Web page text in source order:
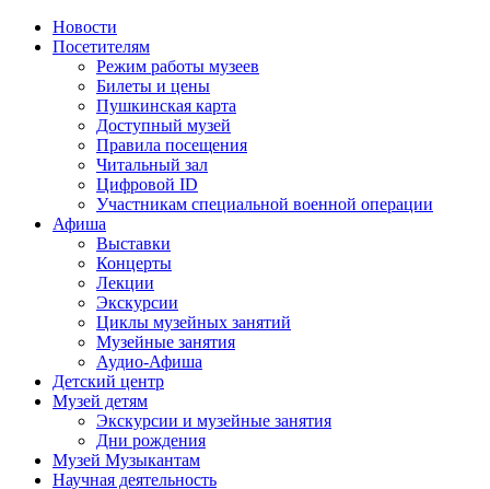
Новости
Посетителям
Режим работы музеев
Билеты и цены
Пушкинская карта
Доступный музей
Правила посещения
Читальный зал
Цифровой ID
Участникам специальной военной операции
Афиша
Выставки
Концерты
Лекции
Экскурсии
Циклы музейных занятий
Музейные занятия
Аудио-Афиша
Детский центр
Музей детям
Экскурсии и музейные занятия
Дни рождения
Музей Музыкантам
Научная деятельность